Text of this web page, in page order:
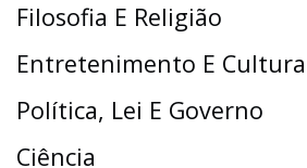
Filosofia E Religião
Entretenimento E
Política, Lei E Governo
Ciência